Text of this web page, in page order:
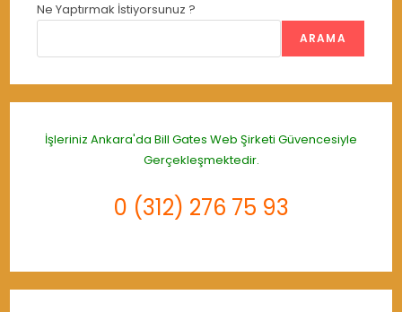
Ne Yaptırmak İstiyorsunuz ?
ARAMA
İşleriniz Ankara'da Bill Gates Web Şirketi Güvencesiyle
Gerçekleşmektedir.
0 (312) 276 75 93